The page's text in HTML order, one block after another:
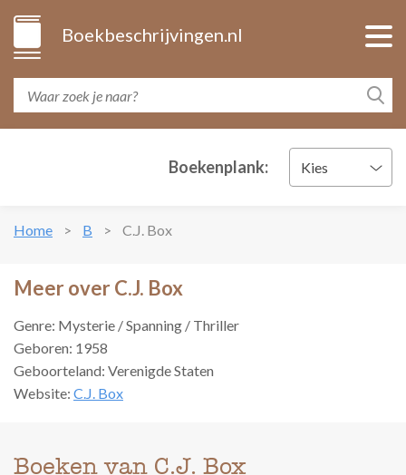
Boekbeschrijvingen.nl
Boekenplank: Kies
Home B C.J. Box
Meer over C.J. Box
Genre: Mysterie / Spanning / Thriller
Geboren: 1958
Geboorteland: Verenigde Staten
Website: C.J. Box
Boeken van C.J. Box